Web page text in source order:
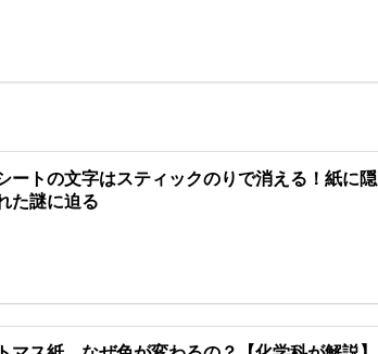
ートの文字はスティックのりで消える！紙に隠
た謎に迫る